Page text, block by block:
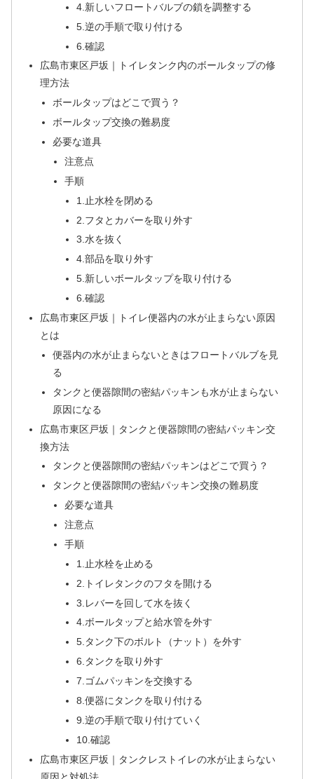
4.新しいフロートバルブの鎖を調整する
5.逆の手順で取り付ける
6.確認
広島市東区戸坂｜トイレタンク内のボールタップの修
理方法
ボールタップはどこで買う？
ボールタップ交換の難易度
必要な道具
注意点
手順
1.止水栓を閉める
2.フタとカバーを取り外す
3.水を抜く
4.部品を取り外す
5.新しいボールタップを取り付ける
6.確認
広島市東区戸坂｜トイレ便器内の水が止まらない原因
とは
便器内の水が止まらないときはフロートバルブを見
る
タンクと便器隙間の密結パッキンも水が止まらない
原因になる
広島市東区戸坂｜タンクと便器隙間の密結パッキン交
換方法
タンクと便器隙間の密結パッキンはどこで買う？
タンクと便器隙間の密結パッキン交換の難易度
必要な道具
注意点
手順
1.止水栓を止める
2.トイレタンクのフタを開ける
3.レバーを回して水を抜く
4.ボールタップと給水管を外す
5.タンク下のボルト（ナット）を外す
6.タンクを取り外す
7.ゴムパッキンを交換する
8.便器にタンクを取り付ける
9.逆の手順で取り付けていく
10.確認
広島市東区戸坂｜タンクレストイレの水が止まらない
原因と対処法